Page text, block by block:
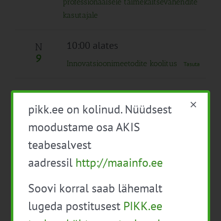
professionaalsele taimekaitsevahendite
kasutajale
N
9
10:00 alates
Innovatsioonimeetodite koolitus Tasuta
R
10
Kuni 17:00
Innovatsioonimeetodite koolitus
E Kogu päev
Taimekaitsevahendite professionaalse
10:00 -15:00
Climate Farm Demo aastakohtumine
pikk.ee on kolinud. Nüüdsest
moodustame osa AKIS
teabesalvest
aadressil http://maainfo.ee
Soovi korral saab lähemalt
lugeda postitusest PIKK.ee